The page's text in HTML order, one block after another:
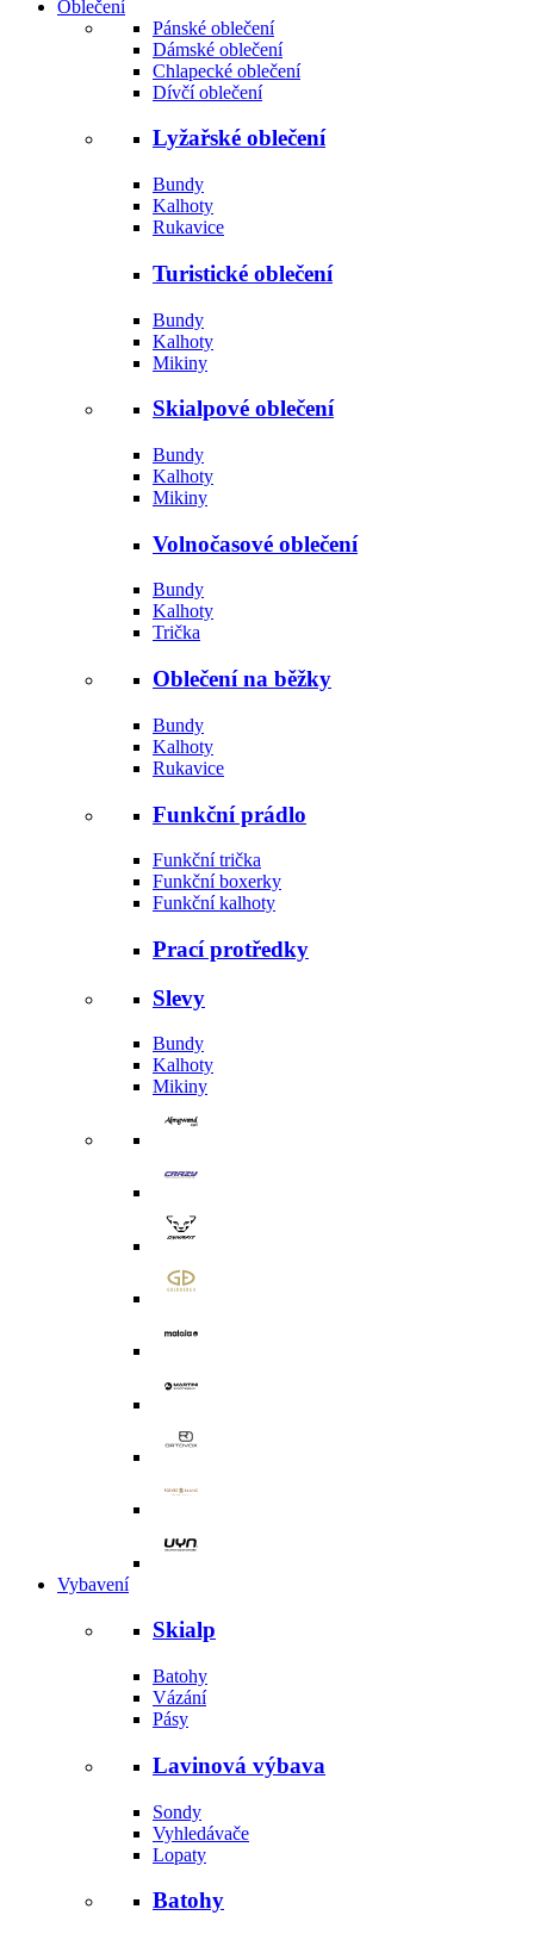
Oblečení
Pánské oblečení
Dámské oblečení
Chlapecké oblečení
Dívčí oblečení
Lyžařské oblečení
Bundy
Kalhoty
Rukavice
Turistické oblečení
Bundy
Kalhoty
Mikiny
Skialpové oblečení
Bundy
Kalhoty
Mikiny
Volnočasové oblečení
Bundy
Kalhoty
Trička
Oblečení na běžky
Bundy
Kalhoty
Rukavice
Funkční prádlo
Funkční trička
Funkční boxerky
Funkční kalhoty
Prací protředky
Slevy
Bundy
Kalhoty
Mikiny
Vybavení
Skialp
Batohy
Vázání
Pásy
Lavinová výbava
Sondy
Vyhledávače
Lopaty
Batohy